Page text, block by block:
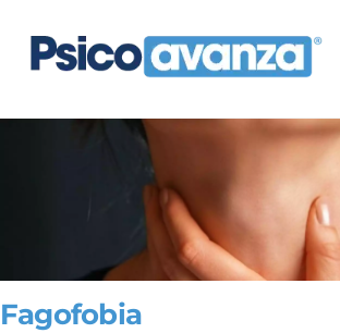
content
Fagofobia